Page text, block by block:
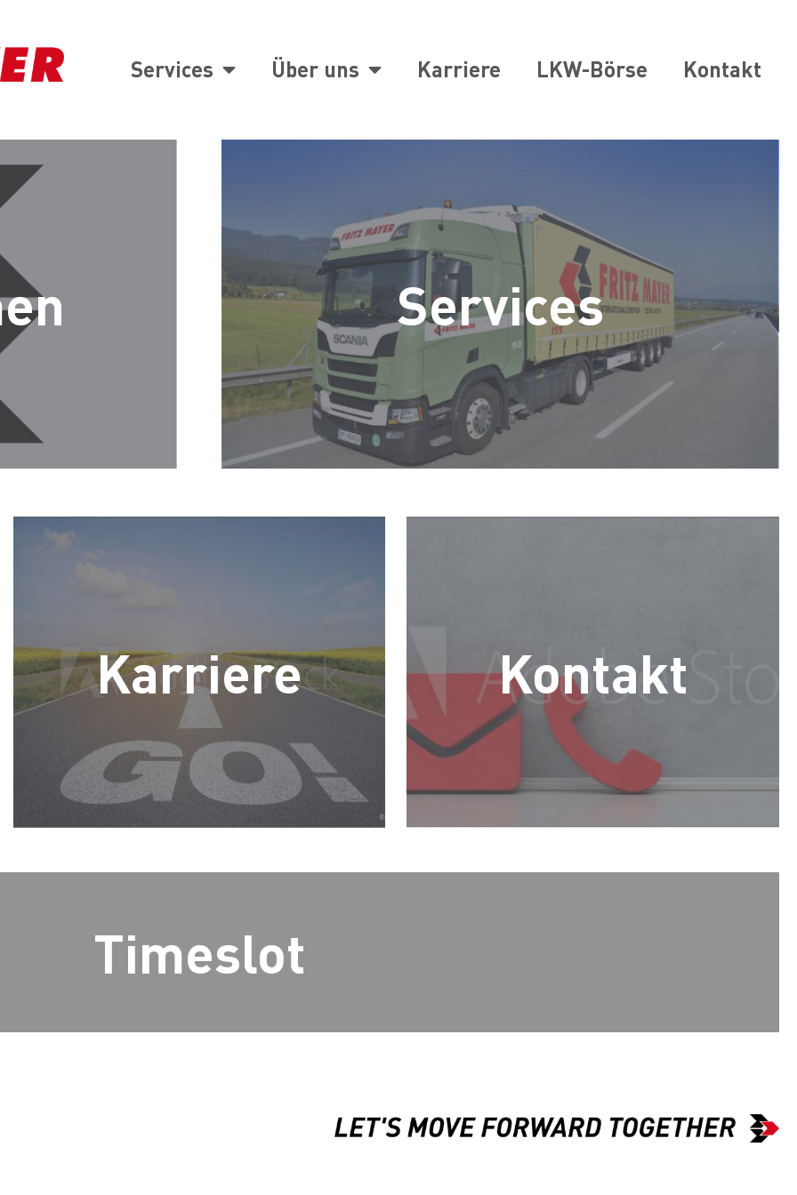
Services Über uns Karriere LKW-Börse Kontakt
Services
Karriere Kontakt
Timeslot